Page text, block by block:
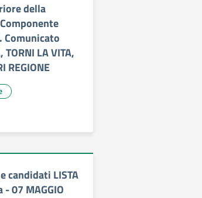
della
TORNI LA VITA,
REGIONE
candidati LISTA
07 MAGGIO